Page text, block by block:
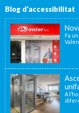
Blog d'accessibilitat
Fa
A